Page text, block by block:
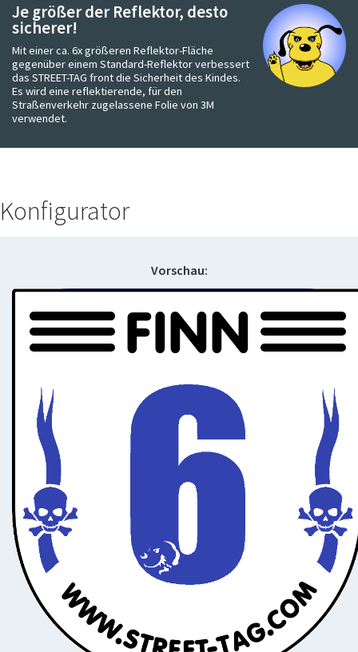
Je größer der Reflektor, desto
sicherer!
Mit einer ca. 6x größeren Reflektor-Fläche
gegenüber einem Standard-Reflektor verbessert
das STREET-TAG front die Sicherheit des Kindes.
Es wird eine reflektierende, für den
Straßenverkehr zugelassene Folie von 3M
verwendet.
Konfigurator
Vorschau:
FINN